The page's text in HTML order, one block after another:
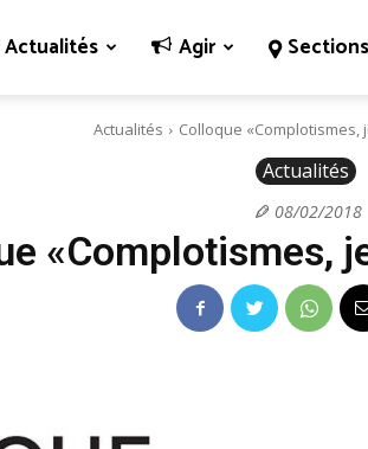
Actualités Agir Sections
Actualités Colloque
Actualités
08/02/2018
«Complotismes,